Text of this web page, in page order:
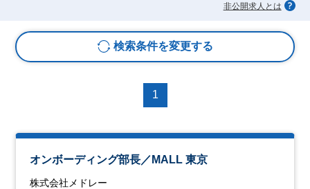
非公開求人とは
検索条件を変更する
1
オンボーディング部長／MALL 東京
株式会社メドレー